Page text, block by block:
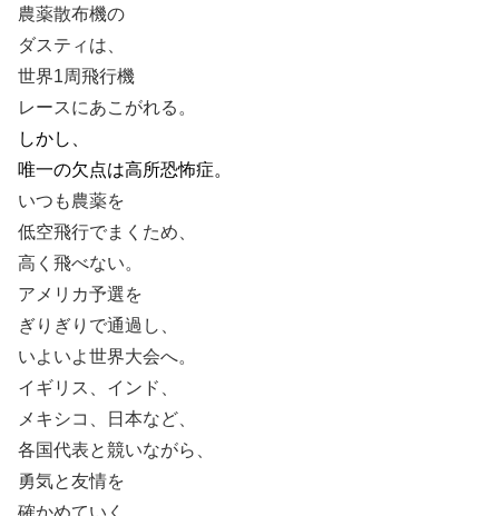
農薬散布機の
ダスティは、
世界1周飛行機
レースにあこがれる。
しかし、
唯一の欠点は高所恐怖症。
いつも農薬を
低空飛行でまくため、
高く飛べない。
アメリカ予選を
ぎりぎりで通過し、
いよいよ世界大会へ。
イギリス、インド、
メキシコ、日本など、
各国代表と競いながら、
勇気と友情を
確かめていく